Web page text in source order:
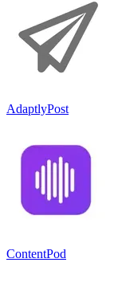
AdaptlyPost
ContentPod